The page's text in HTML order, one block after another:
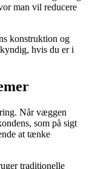
man vil reducere
konstruktion og
hvis du er i
Når væggen
som på sigt
at tænke
traditionelle